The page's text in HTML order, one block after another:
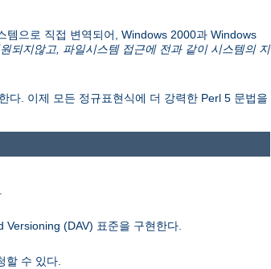
으로 직접 변역되어, Windows 2000과 Windows
되지않고, 파일시스템 접근에 전과 같이 시스템의 지
다. 이제 모든 정규표현식에 더 강력한 Perl 5 문법을
(DAV) 표준을 구현한다.
할 수 있다.